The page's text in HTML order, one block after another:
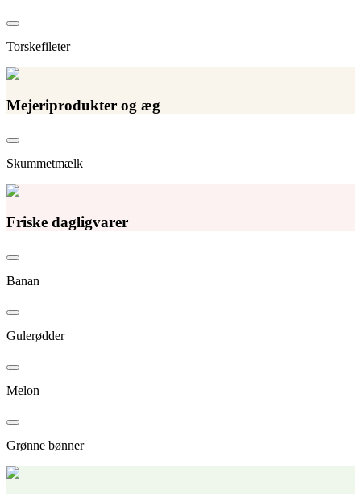
Torskefileter
Mejeriprodukter og æg
Skummetmælk
Friske dagligvarer
Banan
Gulerødder
Melon
Grønne bønner